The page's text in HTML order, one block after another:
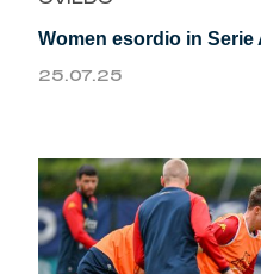
Women esordio in Serie
25.07.25